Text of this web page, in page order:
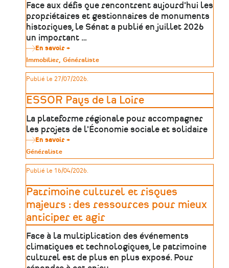
Face aux défis que rencontrent aujourd'hui les
propriétaires et gestionnaires de monuments
historiques, le Sénat a publié en juillet 2026
un important …
En savoir +
Rapport
du
Sénat
:
du
patrimoine
monumental
un
levier
de
territoires
Type
de
patrimoine
Immobilier Généraliste
Publié le 27/07/2026.
ESSOR Pays de la Loire
La plateforme régionale pour accompagner
les projets de l'Économie sociale et solidaire
En savoir +
de
la
Type
de
patrimoine
Généraliste
Publié le 16/04/2026.
Patrimoine culturel et risques
majeurs : des ressources pour mieux
anticiper et agir
Face à la multiplication des événements
climatiques et technologiques, le patrimoine
culturel est de plus en plus exposé. Pour